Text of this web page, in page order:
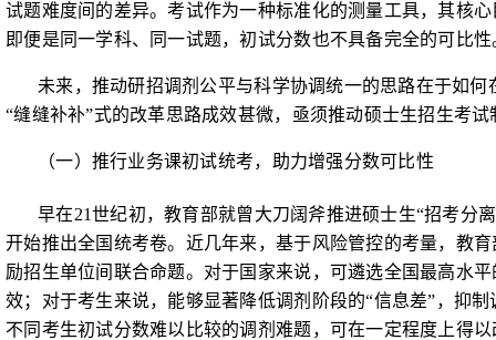
试题难度间的差异。考试作为一种标准化的测量工具，其核
即便是同一学科、同一试题，初试分数也不具备完全的可比性
未来，推动研招调剂公平与科学协调统一的思路在于如
“缝缝补补”式的改革思路成效甚微，亟须推动硕士生招生考
（一）推行业务课初试统考，助力增强分数可比性
早在21世纪初，教育部就曾大刀阔斧推进硕士生“招考分
开始推出全国统考卷。近几年来，基于风险管控的考量，教
励招生单位间联合命题。对于国家来说，可遴选全国最高水
效；对于考生来说，能够显著降低调剂阶段的“信息差”，抑
不同考生初试分数难以比较的调剂难题，可在一定程度上得